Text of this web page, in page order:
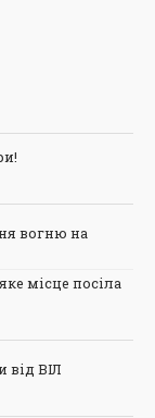
вогню на
місце посіла
від ВІЛ